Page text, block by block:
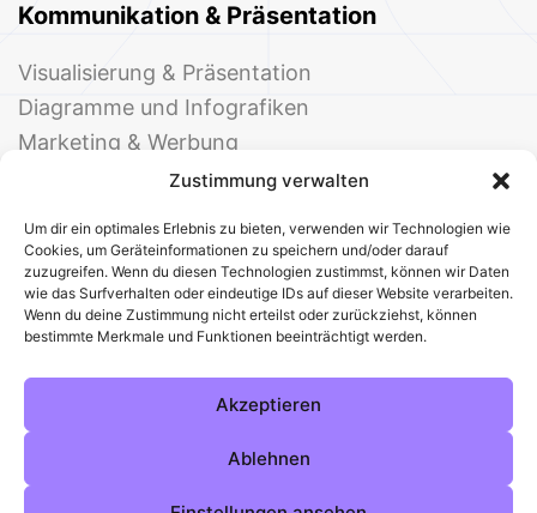
Zustimmung verwalten
Um dir ein optimales Erlebnis zu bieten, verwenden wir Technologien wie
Cookies, um Geräteinformationen zu speichern und/oder darauf
zuzugreifen. Wenn du diesen Technologien zustimmst, können wir Daten
wie das Surfverhalten oder eindeutige IDs auf dieser Website verarbeiten.
Wenn du deine Zustimmung nicht erteilst oder zurückziehst, können
bestimmte Merkmale und Funktionen beeinträchtigt werden.
Akzeptieren
Ablehnen
Kommunikation & Präsentation
Visualisierung & Präsentation
Diagramme und Infografiken
Marketing & Werbung
Events & Einladungen
© 2025 Deine Welt der Office-Vorlagen
Alle VorlagenÜber unsKontakt
DatenschutzCookies